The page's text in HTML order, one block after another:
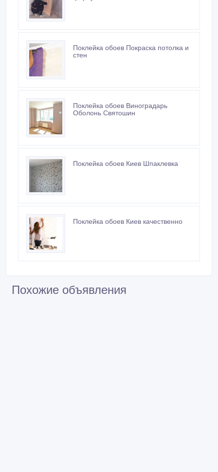
Поклейка обоев Покраска потолка и
стен
Поклейка обоев Виноградарь
Оболонь Святошин
Поклейка обоев Киев Шпаклевка
Поклейка обоев Киев качественно
Похожие объявления